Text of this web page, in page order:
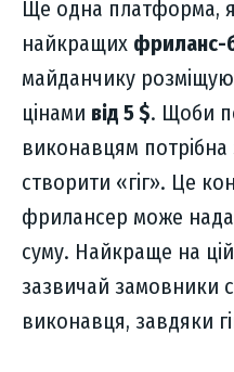
Ще одна платформа,
найкращих фриланс-
майданчику
цінами від 5 $. Щоби
виконавцям потрібна
створити «гіг». Це
фрилансер може
суму. Найкраще на
зазвичай замовники
виконавця, завдяки